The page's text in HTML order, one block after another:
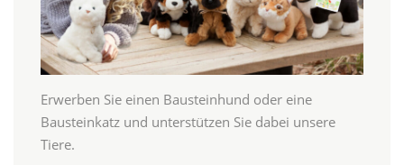
Erwerben Sie einen Bausteinhund oder eine
Bausteinkatz und unterstützen Sie dabei unsere
Tiere.